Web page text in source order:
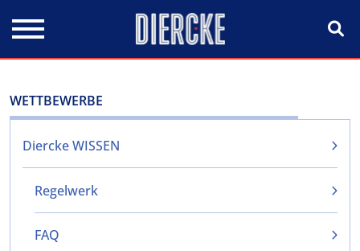
WETTBEWERBE
Diercke WISSEN
Regelwerk
FAQ